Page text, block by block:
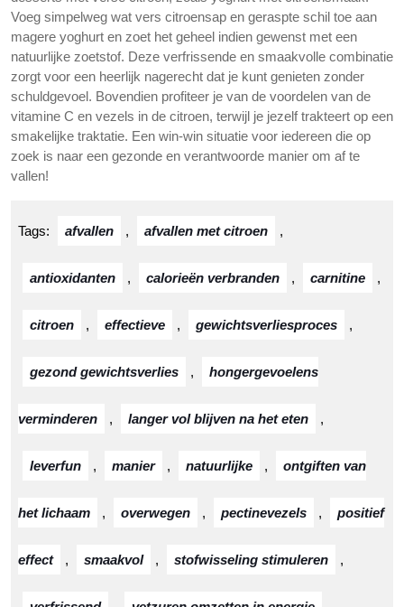
Voeg simpelweg wat vers citroensap en geraspte schil toe aan
magere yoghurt en zoet het geheel indien gewenst met een
natuurlijke zoetstof. Deze verfrissende en smaakvolle combinatie
zorgt voor een heerlijk nagerecht dat je kunt genieten zonder
schuldgevoel. Bovendien profiteer je van de voordelen van de
vitamine C en vezels in de citroen, terwijl je jezelf trakteert op een
smakelijke traktatie. Een win-win situatie voor iedereen die op
zoek is naar een gezonde en verantwoorde manier om af te
vallen!
Tags: afvallen , afvallen met citroen ,
antioxidanten , calorieën verbranden , carnitine ,
citroen , effectieve , gewichtsverliesproces ,
gezond gewichtsverlies , hongergevoelens
verminderen , langer vol blijven na het eten ,
leverfun , manier , natuurlijke , ontgiften van
het lichaam , overwegen , pectinevezels , positief
effect , smaakvol , stofwisseling stimuleren ,